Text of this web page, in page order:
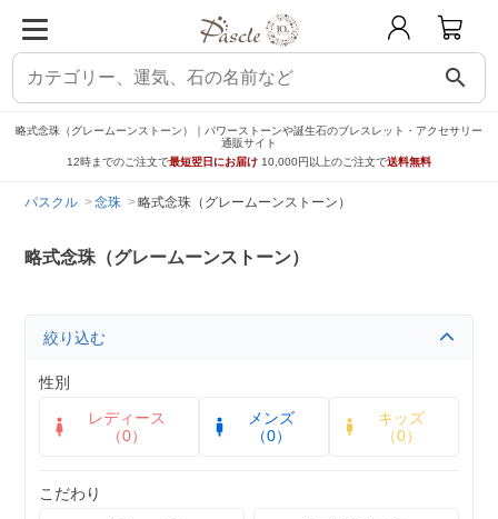
search
略式念珠（グレームーンストーン）｜パワーストーンや誕生石のブレスレット・アクセサリー
通販サイト
12時までのご注文で最短翌日にお届け 10,000円以上のご注文で送料無料
パスクル 念珠 略式念珠（グレームーンストーン）
略式念珠（グレームーンストーン）
絞り込む
性別
レディース
（0）
メンズ
（0）
キッズ
（0）
こだわり